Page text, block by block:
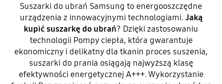
Suszarki do ubrań Samsung to energooszczędne
urządzenia z innowacyjnymi technologiami. Jaką
kupić suszarkę do ubrań? Dzięki zastosowaniu
technologii Pompy ciepła, która gwarantuje
ekonomiczny i delikatny dla tkanin proces suszenia,
suszarki do prania osiągają najwyższą klasę
efektywności energetycznej A+++. Wykorzystanie